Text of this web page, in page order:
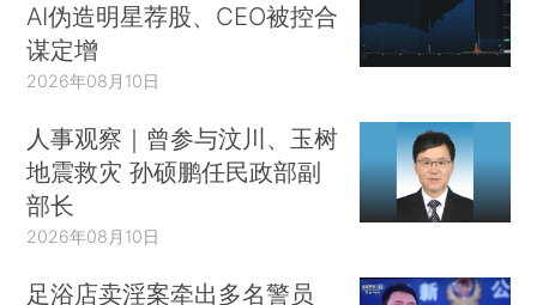
AI伪造明星荐股、CEO被控合
谋定增
2026年08月10日
人事观察｜曾参与汶川、玉树
地震救灾 孙硕鹏任民政部副
部长
2026年08月10日
足浴店卖淫案牵出多名警员